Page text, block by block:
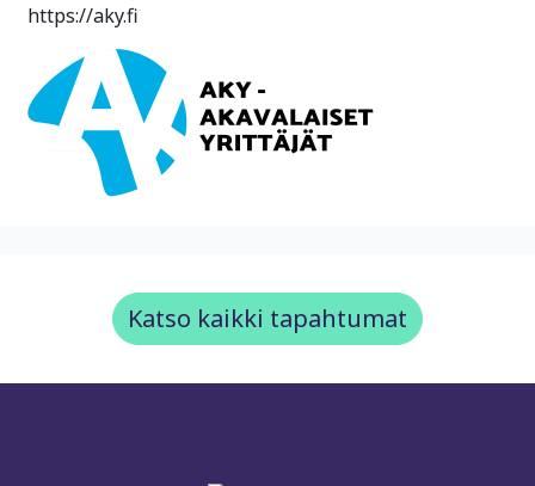
https://aky.fi
Katso kaikki tapahtumat